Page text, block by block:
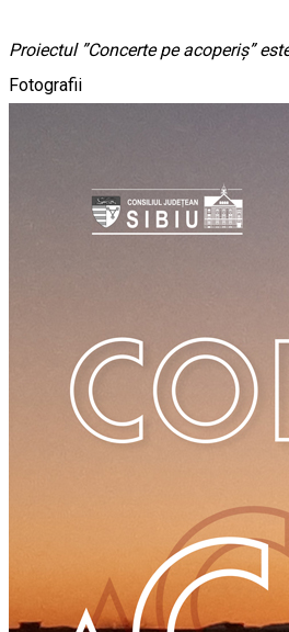
Proiectul ”Concerte pe acoperiș”
Fotografii